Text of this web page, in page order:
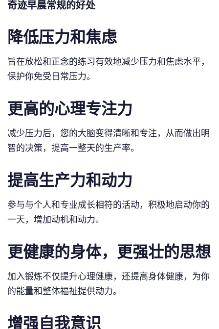
奇迹早晨常规的好处
降低压力和焦虑
旨在放松和正念的练习有效地减少压力和焦虑水平，
保护你免受日常压力。
更高的心理专注力
减少压力后，您的大脑变得清晰和专注，从而做出明
智的决策，提高一整天的生产率。
提高生产力和动力
参与与个人和专业成长相符的活动，积极地启动你的
一天，增加动机和动力。
更健康的身体，更强壮的思想
加入锻炼不仅提升心理健康，还提高身体健康，为你
的能量和整体福祉提供动力。
增强自我意识